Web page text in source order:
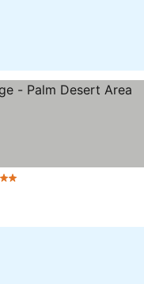
2 Stelle